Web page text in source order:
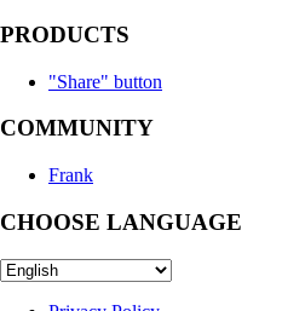
PRODUCTS
"Share" button
COMMUNITY
Frank
CHOOSE LANGUAGE